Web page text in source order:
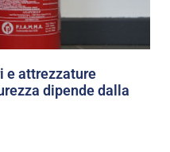
e attrezzature
dipende dalla